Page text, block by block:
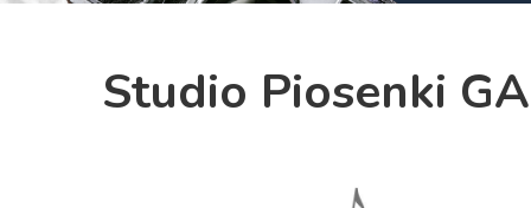
Studio Piosenki